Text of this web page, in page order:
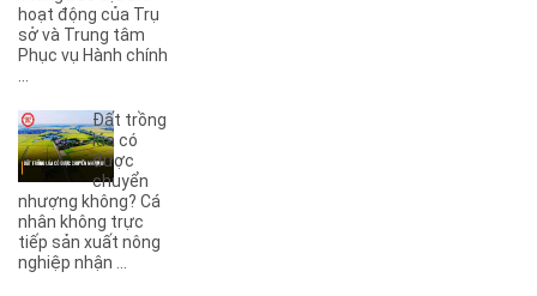
6A(1)
6B (1)
8B(3)
8KC(1)
9A(1)
9KC(1)
A(7)
A Dừa(5)
hoạt động của Trụ
sở và Trung tâm
Phục vụ Hành chính
Đất trồng
lúa có
được
chuyển
nhượng không? Cá
nhân không trực
tiếp sản xuất nông
nghiệp nhận ...